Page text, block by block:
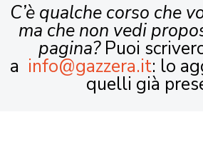
C’è qualche corso che
ma che non vedi
pagina?Puoi
a info@gazzera.it: lo
quelli già